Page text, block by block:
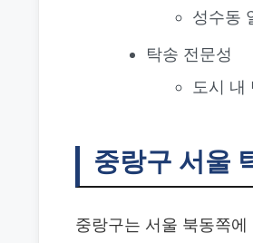
성수동
탁송 전문성
도시 내
중랑구 서울
중랑구는 서울 북동쪽